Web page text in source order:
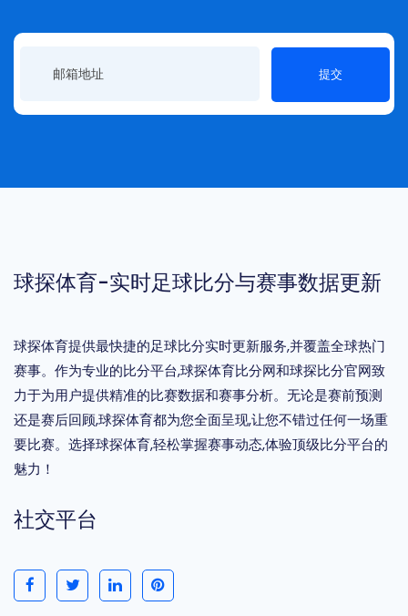
提交
球探体育-实时足球比分与赛事数据更新
球探体育提供最快捷的足球比分实时更新服务,并覆盖全球热门
赛事。作为专业的比分平台,球探体育比分网和球探比分官网致
力于为用户提供精准的比赛数据和赛事分析。无论是赛前预测
还是赛后回顾,球探体育都为您全面呈现,让您不错过任何一场重
要比赛。选择球探体育,轻松掌握赛事动态,体验顶级比分平台的
魅力！
社交平台